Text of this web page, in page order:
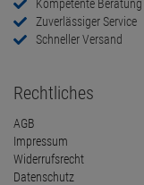
Kompetente Beratung
Zuverlässiger Service
Schneller Versand
Rechtliches
AGB
Impressum
Widerrufsrecht
Datenschutz